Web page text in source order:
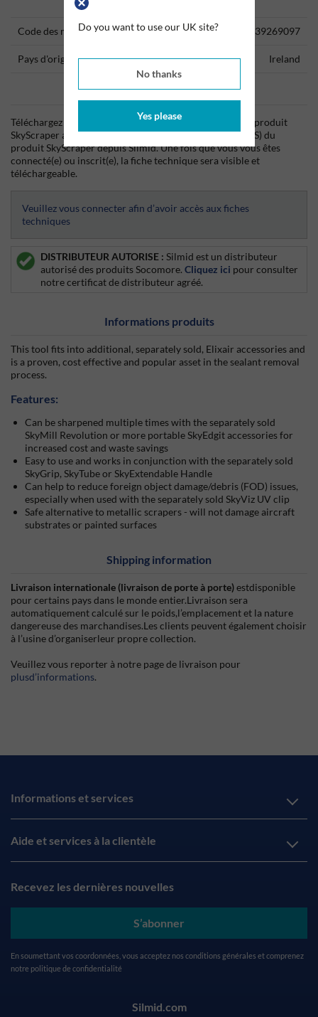
Do you want to use our UK site?
No thanks
Yes please
Code des marchandises 39269097
Pays d'origine Ireland
Data Sheets
Téléchargez dès aujourd'hui la fiche technique (TDS) du produit
SkyScraper ainsi que la fiche de données de sécurité (SDS) du
produit SkyScraper depuis Silmid. Une fois que vous vous êtes
connecté(e) ou inscrit(e), la fiche technique sera visible et
téléchargeable.
Veuillez vous connecter afin d’avoir accès aux fiches
techniques
DISTRIBUTEUR AUTORISE : Silmid est un distributeur
autorisé des produits Socomore. Cliquez ici pour consulter
notre certificat de distributeur agréé.
Informations produits
This tool fits into additional, separately sold, Elixair accessories and
is a proven, cost effective and popular asset in the sealant removal
process.
Features:
Can be sharpened multiple times with the separately sold
SkyMill Revolution or more portable SkyEdgit accessories for
increased cost and waste savings
Easy to use and works in conjunction with the separately sold
SkyGrip, SkyTube or SkyExtendable Handle
Can help to reduce foreign object damage/debris (FOD) issues,
especially when used with the separately sold SkyViz UV clip
Safe alternative to metallic scrapers - will not damage aircraft
substrates or painted surfaces
Shipping information
Livraison internationale (livraison de porte à porte)estdisponible
pour certains pays dans le monde entier.Livraison sera
automatiquement calculé sur le poids,l’emplacement et la nature
dangereuse des marchandises.Les clients peuvent également choisir
à l’usine d’organiserleur propre collection.
Veuillez vous reporter à notre page de livraison pour
plusd’informations.
Informations et services
Aide et services à la clientèle
Recevez les dernières nouvelles
S’abonner
En soumettant vos coordonnées, vous acceptez nos conditions générales et comprenez
notre politique de confidentialité
Silmid.com